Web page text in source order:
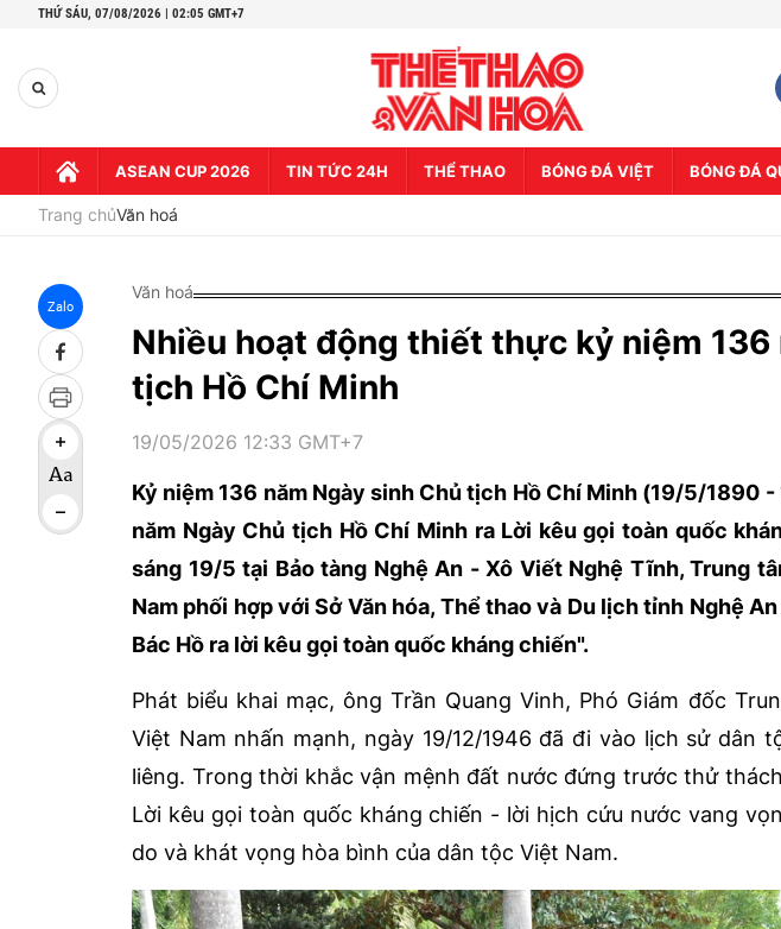
THỨ SÁU, 07/08/2026 | 02:05 GMT+7
ASEAN CUP 2026 TIN TỨC 24H THỂ THAO BÓNG ĐÁ VIỆT BÓNG ĐÁ
Trang chủVăn hoá
Zalo
Văn hoá
Nhiều hoạt động thiết thực kỷ niệm 136
tịch Hồ Chí Minh
19/05/2026 12:33 GMT+7
Kỷ niệm 136 năm Ngày sinh Chủ tịch Hồ Chí Minh (19/5/
năm Ngày Chủ tịch Hồ Chí Minh ra Lời kêu gọi toàn quốc
sáng 19/5 tại Bảo tàng Nghệ An - Xô Viết Nghệ Tĩnh, Trung
Nam phối hợp với Sở Văn hóa, Thể thao và Du lịch tỉnh Nghệ
Bác Hồ ra lời kêu gọi toàn quốc kháng chiến".
Phát biểu khai mạc, ông Trần Quang Vinh, Phó Giám đốc
Việt Nam nhấn mạnh, ngày 19/12/1946 đã đi vào lịch sử dân
liêng. Trong thời khắc vận mệnh đất nước đứng trước thử
Lời kêu gọi toàn quốc kháng chiến - lời hịch cứu nước vang
do và khát vọng hòa bình của dân tộc Việt Nam.